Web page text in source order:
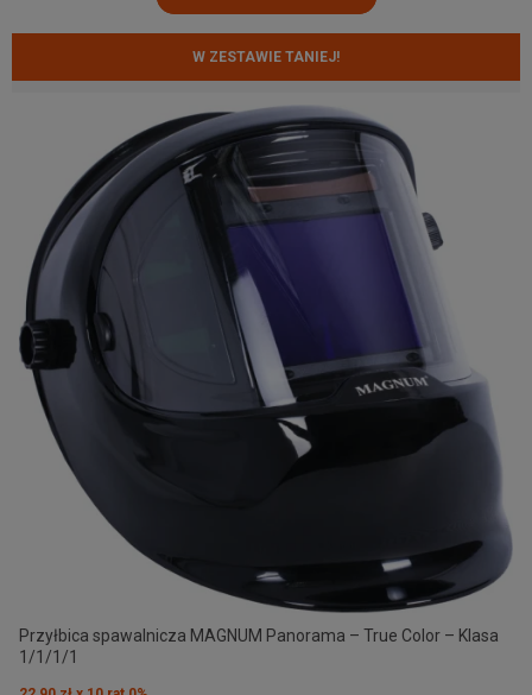
W ZESTAWIE TANIEJ!
Przyłbica spawalnicza MAGNUM Panorama – True Color – Klasa
1/1/1/1